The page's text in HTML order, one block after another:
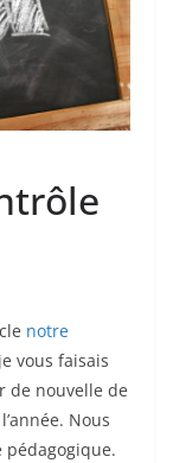
notre
vous faisais
de nouvelle de
Nous
pédagogique.